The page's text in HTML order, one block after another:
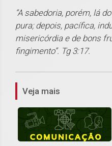
“A sabedoria, porém, lá
pura; depois, pacífica,
misericórdia e de bons
fingimento”. Tg 3:17.
Veja mais